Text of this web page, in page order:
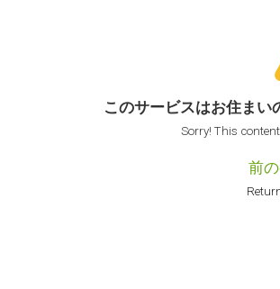
このサービスはお住まい
Sorry! This
前